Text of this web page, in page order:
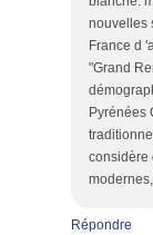
nouvelles
France d
"Grand
Pyrénées
considère
Répondre